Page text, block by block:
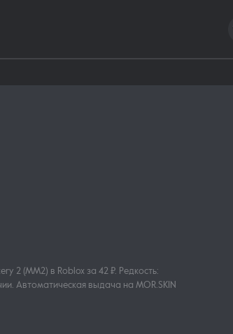
2 (MM2) в Roblox за 42 ₽. Редкость:
Автоматическая выдача на MOR.SKIN